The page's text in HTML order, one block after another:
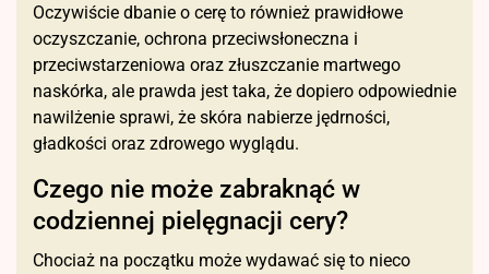
Oczywiście dbanie o cerę to również prawidłowe
oczyszczanie, ochrona przeciwsłoneczna i
przeciwstarzeniowa oraz złuszczanie martwego
naskórka, ale prawda jest taka, że dopiero odpowiednie
nawilżenie sprawi, że skóra nabierze jędrności,
gładkości oraz zdrowego wyglądu.
Czego nie może zabraknąć w
codziennej pielęgnacji cery?
Chociaż na początku może wydawać się to nieco